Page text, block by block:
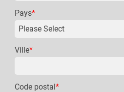
Pays*
Ville*
Code postal*